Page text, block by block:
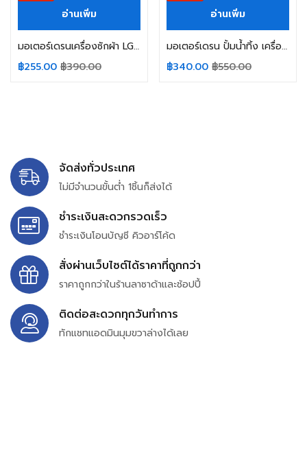
อ่านเพิ่ม
มอเตอร์เดรนเครื่องซักผ้า LG แอลจี ฝาบน รุ่น TC-LG1 13.5VDC 350mA 0.45W (แท้ ถอด) อะไหล่เครื่องซักผ้า
฿255.00 ฿390.00
อ่านเพิ่ม
มอเตอร์เดรน ปั้มน้ำทิ้ง เครื่องซักผ้า ทั่วไป Part. BPX402-4L AC220-240V 50Hz 50W 0.5A อะไหล่เครื่องซักผ้า
฿340.00 ฿550.00
จัดส่งทั่วประเทศ
ไม่มีจำนวนขั้นต่ำ 1ชิ้นก็ส่งได้
ชำระเงินสะดวกรวดเร็ว
ชำระเงินโอนบัญชี คิวอาร์โค้ด
สั่งผ่านเว็บไซต์ได้ราคาที่ถูกกว่า
ราคาถูกกว่าในร้านลาซาด้าและช้อปปี้
ติดต่อสะดวกทุกวันทำการ
ทักแชทแอดมินมุมขวาล่างได้เลย